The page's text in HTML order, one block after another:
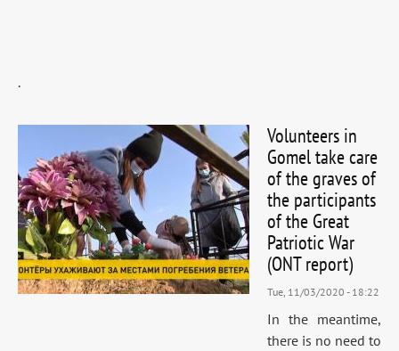
.
Volunteers in
Gomel take care
of the graves of
the participants
of the Great
Patriotic War
(ONT report)
Tue, 11/03/2020 - 18:22
In the meantime,
there is no need to